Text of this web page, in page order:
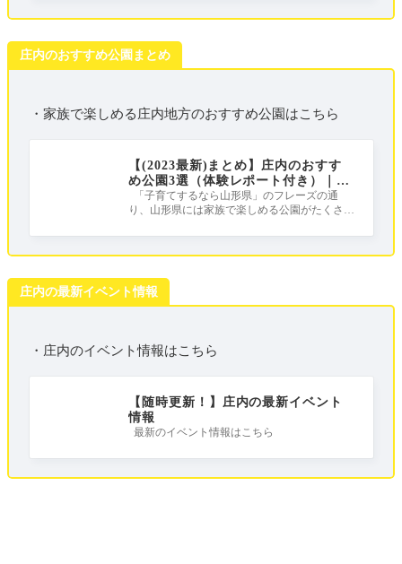
庄内のおすすめ公園まとめ
・家族で楽しめる庄内地方のおすすめ公園はこちら
【(2023最新)まとめ】庄内のおすす
め公園3選（体験レポート付き）｜庄
内は公園天国だ！！！
「子育てするなら山形県」のフレーズの通
り、山形県には家族で楽しめる公園がたくさん
庄内の最新イベント情報
・庄内のイベント情報はこちら
【随時更新！】庄内の最新イベント
情報
最新のイベント情報はこちら